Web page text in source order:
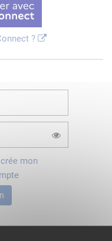
?
mon